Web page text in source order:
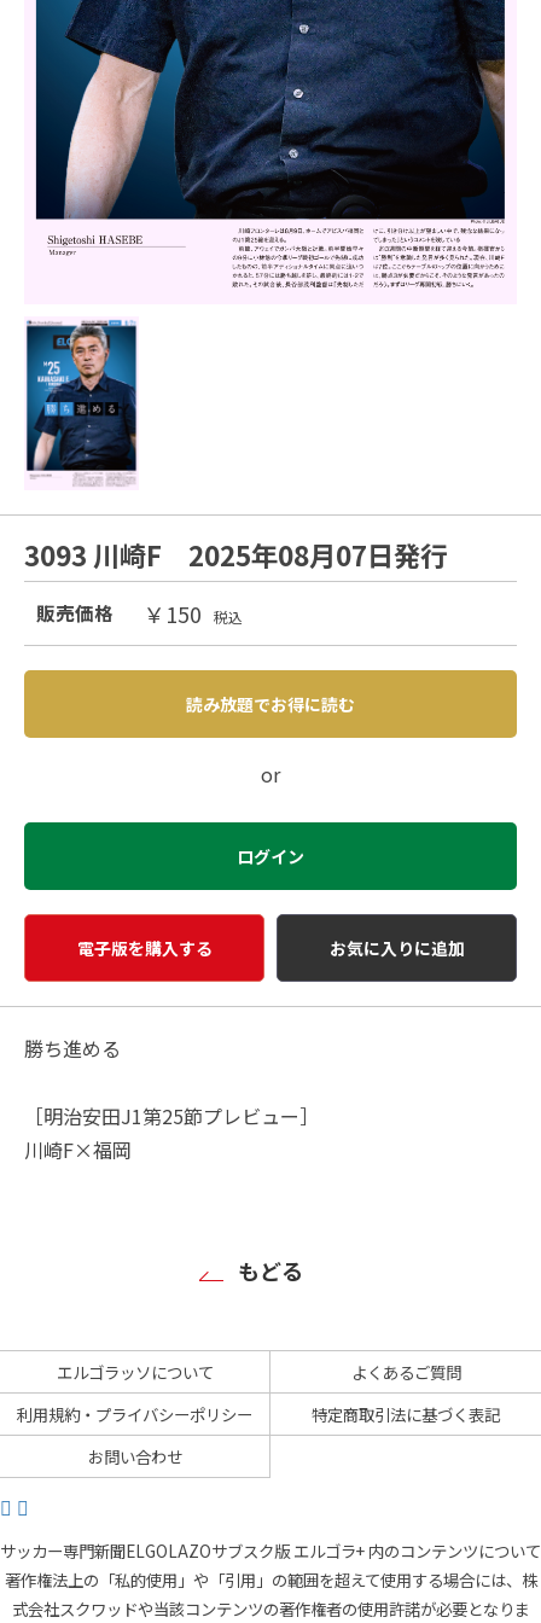
3093 川崎F 2025年08月07日発行
販売価格 ￥150 税込
読み放題でお得に読む
or
ログイン
電子版を購入する お気に入りに追加
勝ち進める
［明治安田J1第25節プレビュー］
川崎F×福岡
もどる
エルゴラッソについて
よくあるご質問
利用規約・プライバシーポリシー
特定商取引法に基づく表記
お問い合わせ
サッカー専門新聞ELGOLAZOサブスク版 エルゴラ+ 内のコンテンツについて
著作権法上の「私的使用」や「引用」の範囲を超えて使用する場合には、株
式会社スクワッドや当該コンテンツの著作権者の使用許諾が必要となりま